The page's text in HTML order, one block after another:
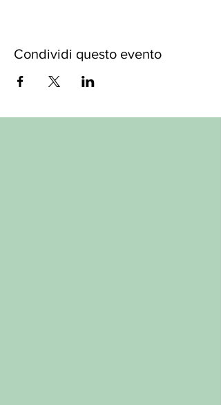
Condividi questo evento